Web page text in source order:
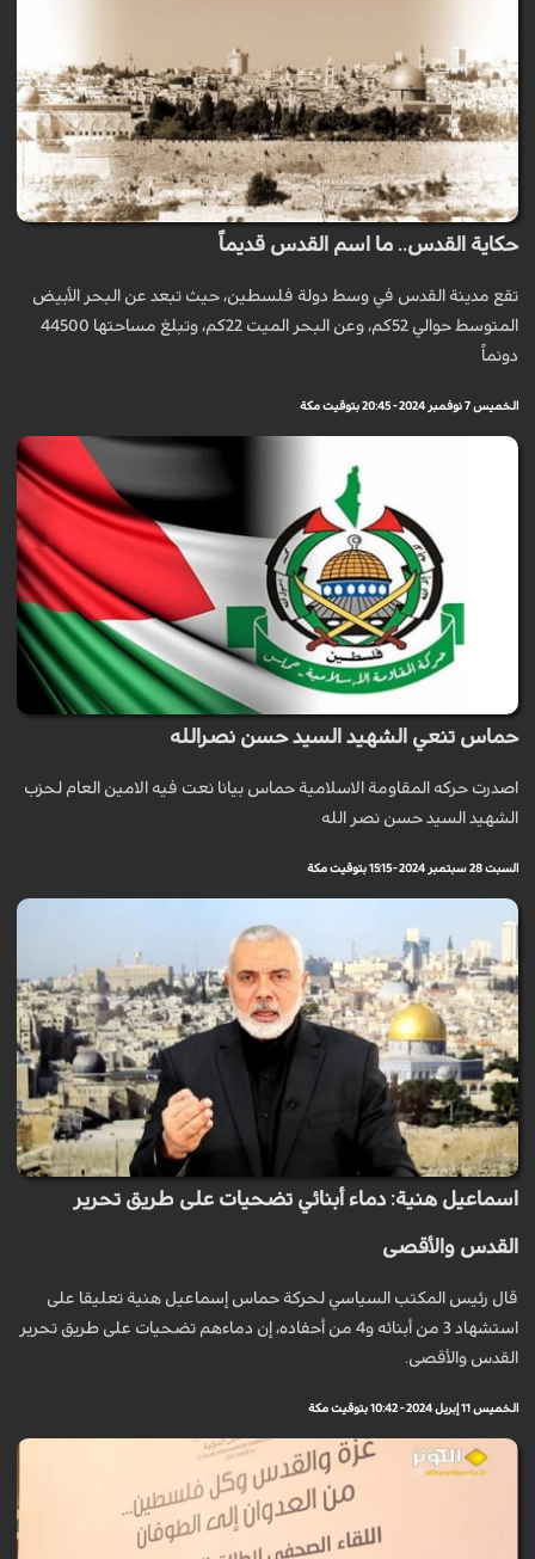
حكاية القدس.. ما اسم القدس قديماً
تقع مدينة القدس في وسط دولة فلسطين، حيث تبعد عن البحر الأبيض
المتوسط حوالي 52كم، وعن البحر الميت 22كم، وتبلغ مساحتها 44500
دونماً
الخميس 7 نوفمبر 2024 - 20:45 بتوقيت مكة
حماس تنعي الشهيد السيد حسن نصرالله
اصدرت حركه المقاومة الاسلامية حماس بيانا نعت فيه الامين العام لحزب
الشهيد السيد حسن نصر الله
السبت 28 سبتمبر 2024 - 15:15 بتوقيت مكة
اسماعيل هنية: دماء أبنائي تضحيات على طريق تحرير
القدس والأقصى
قال رئيس المكتب السياسي لحركة حماس إسماعيل هنية تعليقا على
استشهاد 3 من أبنائه و4 من أحفاده، إن دماءهم تضحيات على طريق تحرير
القدس والأقصى.
الخميس 11 إبريل 2024 - 10:42 بتوقيت مكة